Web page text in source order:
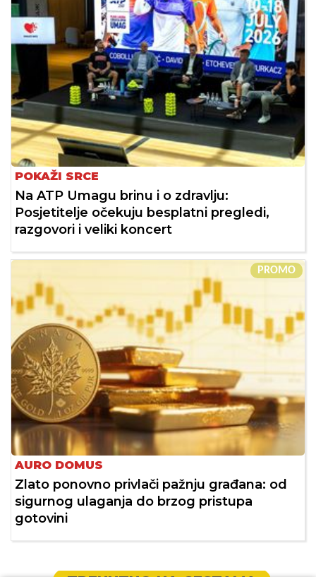
POKAŽI SRCE
Na ATP Umagu brinu i o zdravlju:
Posjetitelje očekuju besplatni pregledi,
razgovori i veliki koncert
PROMO
AURO DOMUS
Zlato ponovno privlači pažnju građana: od
sigurnog ulaganja do brzog pristupa
gotovini